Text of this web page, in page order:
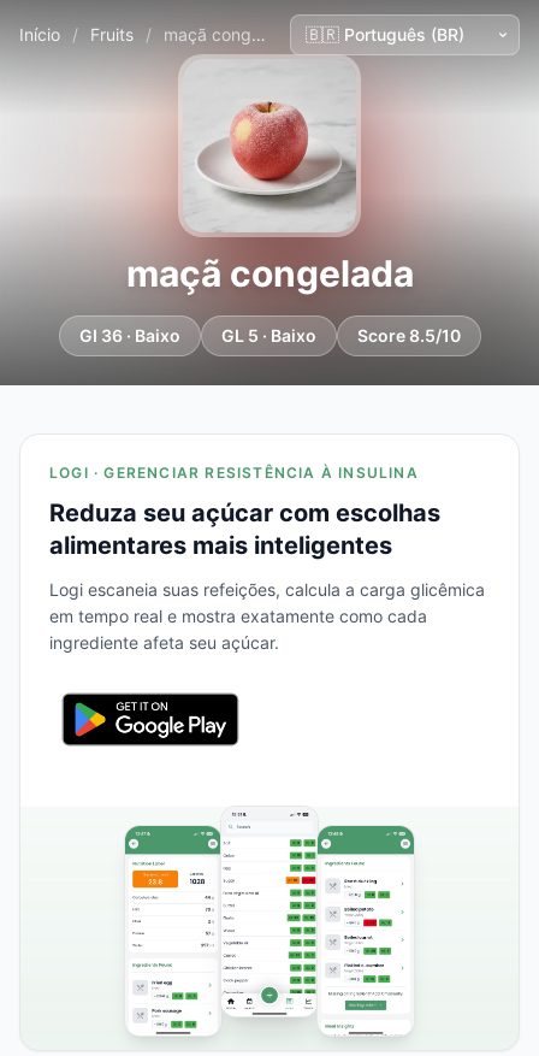
Início / Fruits / maçã congelada
maçã congelada
GI 36 · Baixo GL 5 · Baixo Score 8.5/10
LOGI · GERENCIAR RESISTÊNCIA À INSULINA
Reduza seu açúcar com escolhas
alimentares mais inteligentes
Logi escaneia suas refeições, calcula a carga glicêmica
em tempo real e mostra exatamente como cada
ingrediente afeta seu açúcar.